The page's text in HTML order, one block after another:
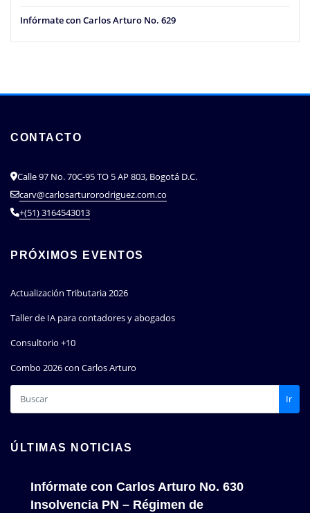
Infórmate con Carlos Arturo No. 629
CONTACTO
Calle 97 No. 70C-95 TO 5 AP 803, Bogotá D.C.
carv@carlosarturorodriguez.com.co
+(51) 3164543013
PRÓXIMOS EVENTOS
Actualización Tributaria 2026
Taller de IA para contadores y abogados
Consultorio +10
Combo 2026 con Carlos Arturo
Ir
ÚLTIMAS NOTICIAS
Infórmate con Carlos Arturo No. 630
Insolvencia PN – Régimen de